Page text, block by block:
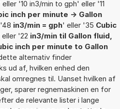
'10 in3/min to gph' eller '11
inch per minute -> Gallon
in3/min = gph' eller '35 Cubic
'22 in3/min til Gallon fluid,
inch per minute to Gallon
alternativ finder
ud af, hvilken enhed den
omregnes til. Uanset hvilken af
sparer regnemaskinen en for
de relevante lister i lange